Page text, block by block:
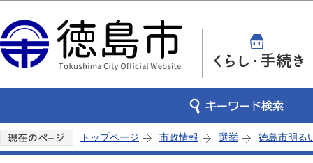
トップページ 市政情報 選挙 徳島市明る